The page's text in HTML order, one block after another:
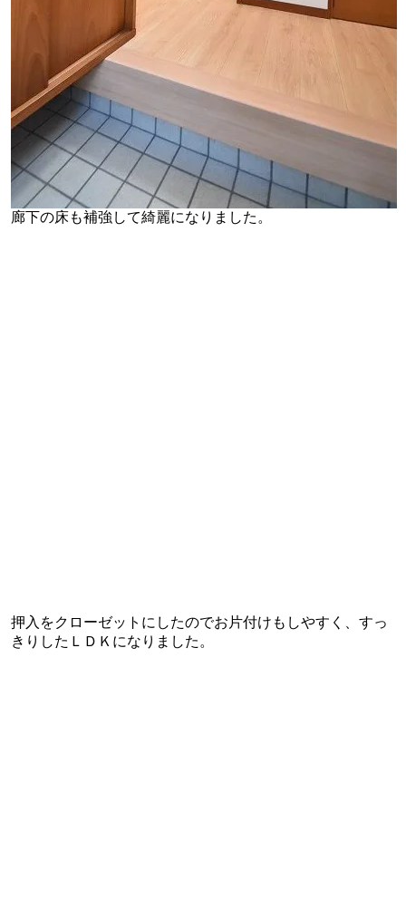
廊下の床も補強して綺麗になりました。
押入をクローゼットにしたのでお片付けもしやすく、すっ
きりしたＬＤＫになりました。